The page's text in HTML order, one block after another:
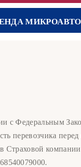
с Федеральным
перевозчика
в Страховой